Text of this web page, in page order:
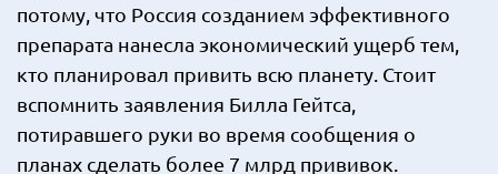
потому, что Россия созданием эффективного
препарата нанесла экономический ущерб тем,
кто планировал привить всю планету. Стоит
вспомнить заявления Билла Гейтса,
потиравшего руки во время сообщения о
планах сделать более 7 млрд прививок.